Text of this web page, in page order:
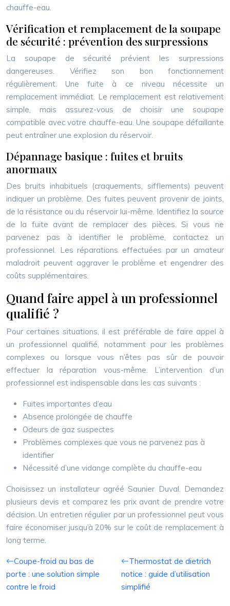
chauffe-eau.
Vérification et remplacement de la soupape
de sécurité : prévention des surpressions
La soupape de sécurité prévient les surpressions
dangereuses. Vérifiez son bon fonctionnement
régulièrement. Une fuite à ce niveau nécessite un
remplacement immédiat. Le remplacement est relativement
simple, mais assurez-vous de choisir une soupape
compatible avec votre chauffe-eau. Une soupape défaillante
peut entraîner une explosion du réservoir.
Dépannage basique : fuites et bruits
anormaux
Des bruits inhabituels (craquements, sifflements) peuvent
indiquer un problème. Des fuites peuvent provenir de joints,
de la résistance ou du réservoir lui-même. Identifiez la source
de la fuite avant de remplacer des pièces. Si vous ne
parvenez pas à identifier le problème, contactez un
professionnel. Les réparations effectuées par un amateur
maladroit peuvent aggraver le problème et engendrer des
coûts supplémentaires.
Quand faire appel à un professionnel
qualifié ?
Pour certaines situations, il est préférable de faire appel à
un professionnel qualifié, notamment pour les problèmes
complexes ou lorsque vous n’êtes pas sûr de pouvoir
effectuer la réparation vous-même. L’intervention d’un
professionnel est indispensable dans les cas suivants :
Fuites importantes d’eau
Absence prolongée de chauffe
Odeurs de gaz suspectes
Problèmes complexes que vous ne parvenez pas à
identifier
Nécessité d’une vidange complète du chauffe-eau
Choisissez un installateur agréé Saunier Duval. Demandez
plusieurs devis et comparez les prix avant de prendre votre
décision. Un entretien régulier par un professionnel peut vous
faire économiser jusqu’à 20% sur le coût de remplacement à
long terme.
Coupe-froid au bas de
porte : une solution simple
contre le froid
Thermostat de dietrich
notice : guide d’utilisation
simplifié